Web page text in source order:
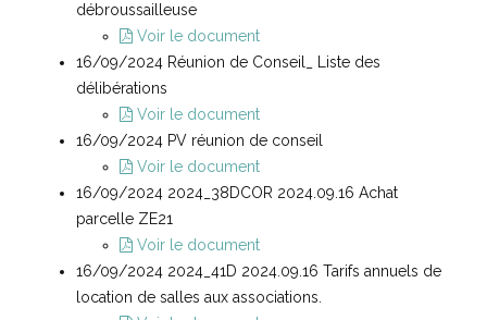
débroussailleuse
Voir le document
16/09/2024 Réunion de Conseil_ Liste des
délibérations
Voir le document
16/09/2024 PV réunion de conseil
Voir le document
16/09/2024 2024_38DCOR 2024.09.16 Achat
parcelle ZE21
Voir le document
16/09/2024 2024_41D 2024.09.16 Tarifs annuels de
location de salles aux associations.